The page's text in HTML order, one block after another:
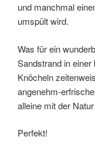
und manchmal
umspült wird.
Was für ein
Sandstrand in
Knöcheln
angenehm-
alleine mit der
Perfekt!